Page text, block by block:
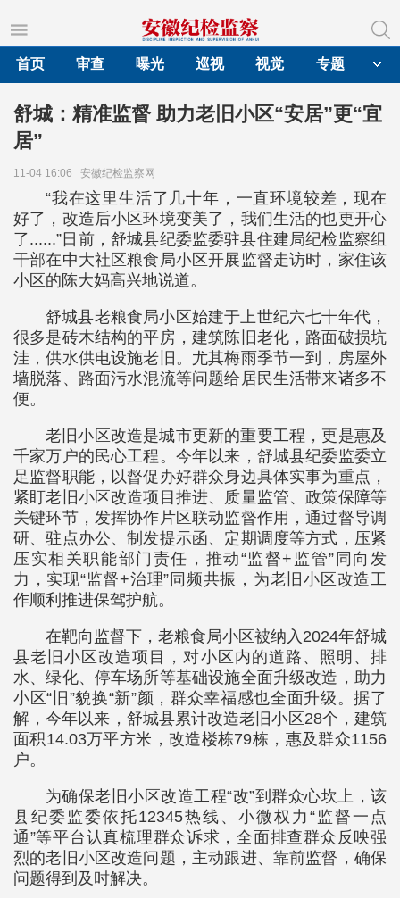
首页
审查 曝光 巡视 视觉 专题
舒城：精准监督 助力老旧小区“安居”更“宜
居”
11-04 16:06 安徽纪检监察网
“我在这里生活了几十年，一直环境较差，现在
好了，改造后小区环境变美了，我们生活的也更开心
了......”日前，舒城县纪委监委驻县住建局纪检监察组
干部在中大社区粮食局小区开展监督走访时，家住该
小区的陈大妈高兴地说道。
舒城县老粮食局小区始建于上世纪六七十年代，
很多是砖木结构的平房，建筑陈旧老化，路面破损坑
洼，供水供电设施老旧。尤其梅雨季节一到，房屋外
墙脱落、路面污水混流等问题给居民生活带来诸多不
便。
老旧小区改造是城市更新的重要工程，更是惠及
千家万户的民心工程。今年以来，舒城县纪委监委立
足监督职能，以督促办好群众身边具体实事为重点，
紧盯老旧小区改造项目推进、质量监管、政策保障等
关键环节，发挥协作片区联动监督作用，通过督导调
研、驻点办公、制发提示函、定期调度等方式，压紧
压实相关职能部门责任，推动“监督+监管”同向发
力，实现“监督+治理”同频共振，为老旧小区改造工
作顺利推进保驾护航。
在靶向监督下，老粮食局小区被纳入2024年舒城
县老旧小区改造项目，对小区内的道路、照明、排
水、绿化、停车场所等基础设施全面升级改造，助力
小区“旧”貌换“新”颜，群众幸福感也全面升级。据了
解，今年以来，舒城县累计改造老旧小区28个，建筑
面积14.03万平方米，改造楼栋79栋，惠及群众1156
户。
为确保老旧小区改造工程“改”到群众心坎上，该
县纪委监委依托12345热线、小微权力“监督一点
通”等平台认真梳理群众诉求，全面排查群众反映强
烈的老旧小区改造问题，主动跟进、靠前监督，确保
问题得到及时解决。